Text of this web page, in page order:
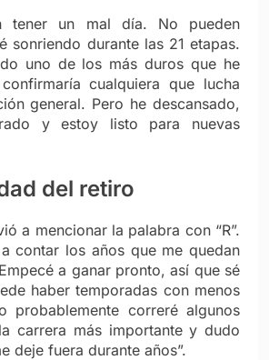
tener un mal día. No pueden
sonriendo durante las 21 etapas.
uno de los más duros que he
cualquiera que lucha
general. Pero he descansado,
y estoy listo para nuevas
del retiro
a mencionar la palabra con “R”.
contar los años que me quedan
a ganar pronto, así que sé
haber temporadas con menos
probablemente correré algunos
carrera más importante y dudo
deje fuera durante años”.